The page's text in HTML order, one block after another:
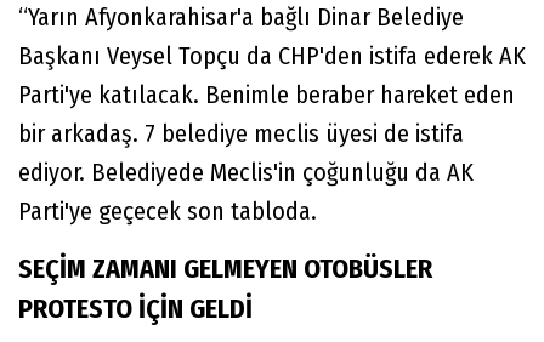
“Yarın Afyonkarahisar'a bağlı Dinar Belediye
Başkanı Veysel Topçu da CHP'den istifa ederek AK
Parti'ye katılacak. Benimle beraber hareket eden
bir arkadaş. 7 belediye meclis üyesi de istifa
ediyor. Belediyede Meclis'in çoğunluğu da AK
Parti'ye geçecek son tabloda.
SEÇİM ZAMANI GELMEYEN OTOBÜSLER
PROTESTO İÇİN GELDİ